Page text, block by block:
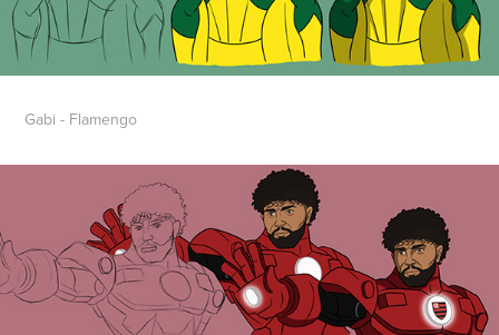
Gabi - Flamengo